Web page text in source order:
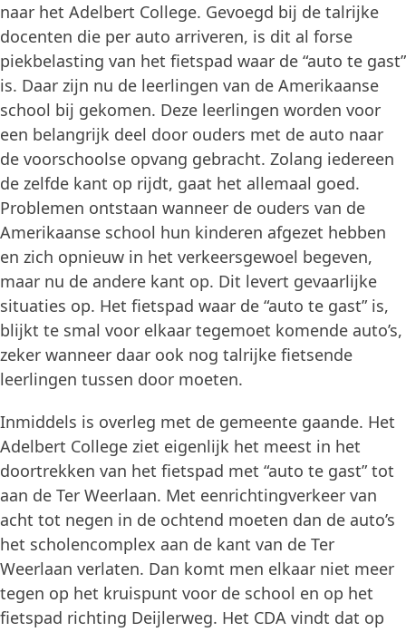
naar het Adelbert College. Gevoegd bij de talrijke
docenten die per auto arriveren, is dit al forse
piekbelasting van het fietspad waar de “auto te gast”
is. Daar zijn nu de leerlingen van de Amerikaanse
school bij gekomen. Deze leerlingen worden voor
een belangrijk deel door ouders met de auto naar
de voorschoolse opvang gebracht. Zolang iedereen
de zelfde kant op rijdt, gaat het allemaal goed.
Problemen ontstaan wanneer de ouders van de
Amerikaanse school hun kinderen afgezet hebben
en zich opnieuw in het verkeersgewoel begeven,
maar nu de andere kant op. Dit levert gevaarlijke
situaties op. Het fietspad waar de “auto te gast” is,
blijkt te smal voor elkaar tegemoet komende auto’s,
zeker wanneer daar ook nog talrijke fietsende
leerlingen tussen door moeten.
Inmiddels is overleg met de gemeente gaande. Het
Adelbert College ziet eigenlijk het meest in het
doortrekken van het fietspad met “auto te gast” tot
aan de Ter Weerlaan. Met eenrichtingverkeer van
acht tot negen in de ochtend moeten dan de auto’s
het scholencomplex aan de kant van de Ter
Weerlaan verlaten. Dan komt men elkaar niet meer
tegen op het kruispunt voor de school en op het
fietspad richting Deijlerweg. Het CDA vindt dat op